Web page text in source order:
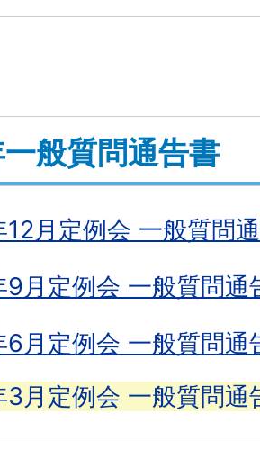
般質問通告書
12月定例会 一般質問
9月定例会 一般質問通
6月定例会 一般質問通
3月定例会 一般質問通